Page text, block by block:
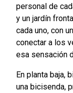
personal de
y un jardín
cada uno, con
conectar a los
esa sensación
En planta baja,
una bicisenda,